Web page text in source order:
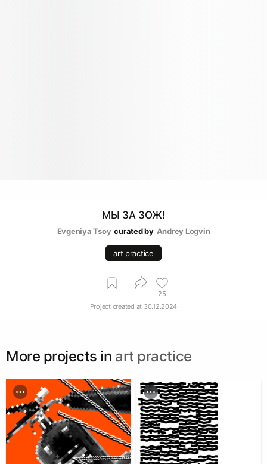
МЫ ЗА ЗОЖ!
Evgeniya Tsoy curated by Andrey Logvin
art practice
25
Project created at 30.12.2024
More projects in art practice